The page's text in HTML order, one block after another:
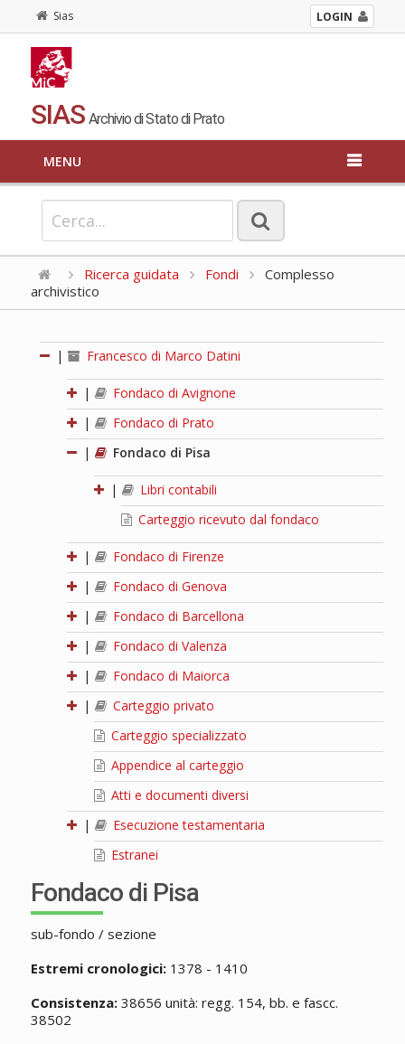
Sias LOGIN
SIAS Archivio di Stato di Prato
MENU
Ricerca guidata Fondi
Complesso
archivistico
| Francesco di Marco Datini
|
Fondaco di Avignone
|
Fondaco di Prato
|
Fondaco di Pisa
|
Libri contabili
Carteggio ricevuto dal fondaco
|
Fondaco di Firenze
|
Fondaco di Genova
|
Fondaco di Barcellona
|
Fondaco di Valenza
|
Fondaco di Maiorca
|
Carteggio privato
Carteggio specializzato
Appendice al carteggio
Atti e documenti diversi
|
Esecuzione testamentaria
Estranei
Fondaco di Pisa
sub-fondo / sezione
Estremi cronologici:1378 - 1410
Consistenza:38656 unità: regg. 154, bb. e fascc.
38502